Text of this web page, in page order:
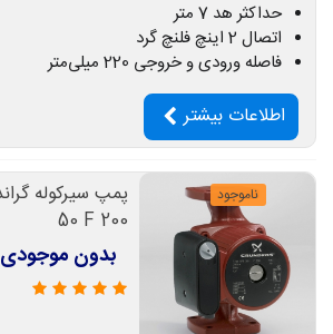
حداکثر هد 7 متر
اتصال 2 اینچ فلنچ گرد
فاصله ورودی و خروجی 220 میلی‌متر
اطلاعات بیشتر
ناموجود
50 F 200
بدون موجودی